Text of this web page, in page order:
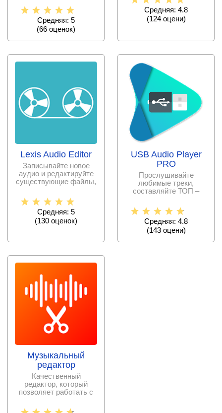
любого приложения,
Средняя: 5
(66 оценок)
Средняя: 4.8
(124оцени)
Lexis Audio Editor
Записывайте новое
аудио и редактируйте
существующие файлы,
Средняя: 5
(130 оценок)
USB Audio Player
PRO
Прослушивайте
любимые треки,
составляйте ТОП –
предпочтениям
Средняя: 4.8
(143оцени)
Музыкальный
редактор
Качественный
редактор, который
позволяет работать с
Выполнять как